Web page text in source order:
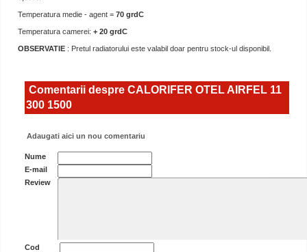
Temperatura medie - agent = 70 grdC
Temperatura camerei: + 20 grdC
OBSERVATIE : Pretul radiatorului este valabil doar pentru stock-ul disponibil.
Comentarii despre CALORIFER OTEL AIRFEL 11
300 1500
Adaugati aici un nou comentariu
Nume
E-mail
Review
Cod